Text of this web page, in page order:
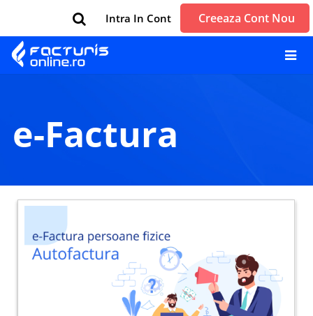
Intra In Cont Creeaza Cont Nou
e-Factura